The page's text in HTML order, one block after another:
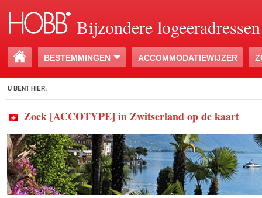
Bijzondere logeeradressen
BESTEMMINGEN ACCOMMODATIEWIJZER
U BENT HIER:
Zoek [ACCOTYPE] in Zwitserland op de kaart